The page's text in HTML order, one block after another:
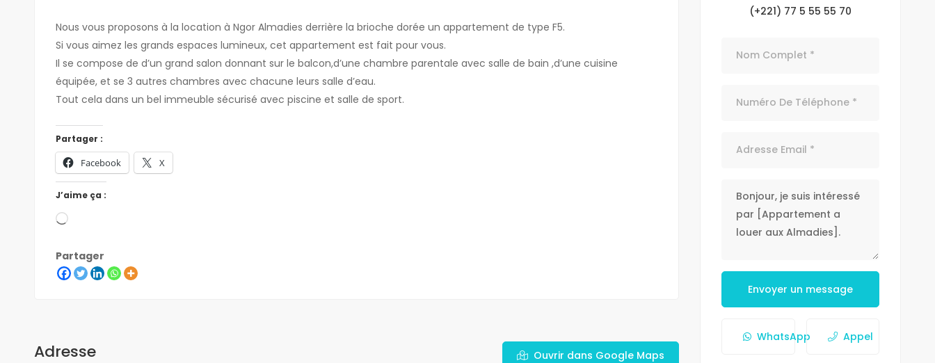
Nous vous proposons à la location à Ngor Almadies derrière la brioche dorée un appartement de type F5.
Si vous aimez les grands espaces lumineux, cet appartement est fait pour vous.
Il se compose de d’un grand salon donnant sur le balcon,d’une chambre parentale avec salle de bain ,d’une cuisine
équipée, et se 3 autres chambres avec chacune leurs salle d’eau.
Tout cela dans un bel immeuble sécurisé avec piscine et salle de sport.
Partager :
Facebook X
J’aime ça :
Partager
Adresse Ouvrir dans Google Maps
(+221) 77 5 55 55 70
Envoyer un message
WhatsApp Appel